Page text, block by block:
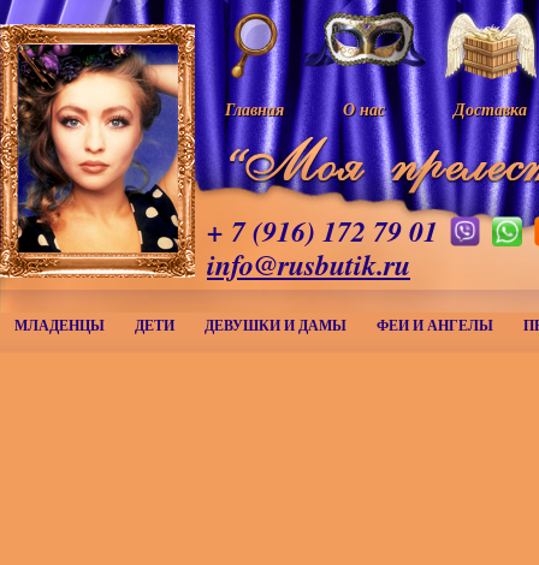
Главная О нас Доставка
+ 7 (916) 172 79 01
info@rusbutik.ru
МЛАДЕНЦЫ ДЕТИ ДЕВУШКИ И ДАМЫ ФЕИ И АНГЕЛЫ